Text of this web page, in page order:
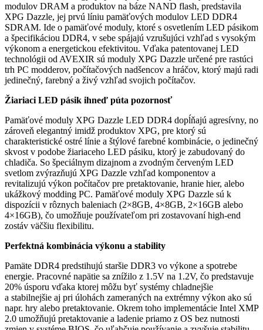
modulov DRAM a produktov na báze NAND flash, predstavila
XPG Dazzle, jej prvú líniu pamäťových modulov LED DDR4
SDRAM. Ide o pamäťové moduly, ktoré s osvetlením LED pásikom
a špecifikáciou DDR4, v sebe spájajú vzrušujúci vzhľad s vysokým
výkonom a energetickou efektivitou. Vďaka patentovanej LED
technológii od AVEXIR sú moduly XPG Dazzle určené pre rastúci
trh PC modderov, počítačových nadšencov a hráčov, ktorý majú radi
jedinečný, farebný a živý vzhľad svojich počítačov.
Žiariaci LED pásik ihneď púta pozornosť
Pamäťové moduly XPG Dazzle LED DDR4 dopĺňajú agresívny, no
zároveň elegantný imidž produktov XPG, pre ktorý sú
charakteristické ostré línie a štýlové farebné kombinácie, o jedinečný
skvost v podobe žiariaceho LED pásiku, ktorý je zabudovaný do
chladiča. So špeciálnym dizajnom a zvodným červeným LED
svetlom zvýrazňujú XPG Dazzle vzhľad komponentov a
revitalizujú výkon počítačov pre pretaktovanie, hranie hier, alebo
ukážkový modding PC. Pamäťové moduly XPG Dazzle sú k
dispozícii v rôznych baleniach (2×8GB, 4×8GB, 2×16GB alebo
4×16GB), čo umožňuje používateľom pri zostavovaní high-end
zostáv väčšiu flexibilitu.
Perfektná kombinácia výkonu a stability
Pamäte DDR4 predstihujú staršie DDR3 vo výkone a spotrebe
energie. Pracovné napätie sa znížilo z 1.5V na 1.2V, čo predstavuje
20% úsporu vďaka ktorej môžu byť systémy chladnejšie
a stabilnejšie aj pri úlohách zameraných na extrémny výkon ako sú
napr. hry alebo pretaktovanie. Okrem toho implementácie Intel XMP
2.0 umožňujú pretaktovanie a ladenie priamo z OS bez nutnosti